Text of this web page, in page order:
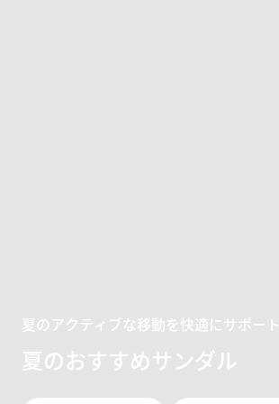
夏のアクティブな移動を快適にサポート
夏のおすすめサンダル